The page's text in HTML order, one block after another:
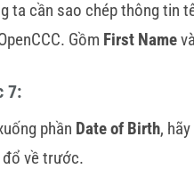
ta cần sao chép thông tin
Gồm First Namevà
7:
phần Date of Birth,
đổ về trước.